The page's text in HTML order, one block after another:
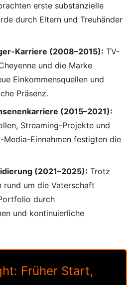
erste substanzielle
durch Eltern und Treuhänder
Karriere (2008–2015): TV-
und die Marke
Einkommensquellen und
Präsenz.
(2015–2021):
Streaming-Projekte und
Einnahmen festigten die
(2021–2025): Trotz
rund um die Vaterschaft
durch
und kontinuierliche
Früher Start,